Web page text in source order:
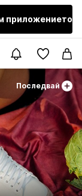
приложението
Последвай